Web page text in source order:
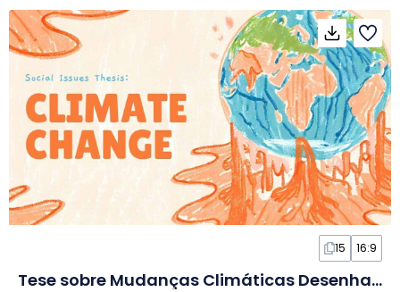
15 16:9
Tese sobre Mudanças Climáticas Desenhada à Mão em Slides